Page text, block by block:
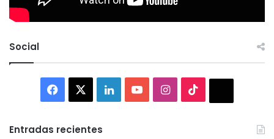
Social
Facebook LinkedInYouTubeInstagram
Entradas recientes